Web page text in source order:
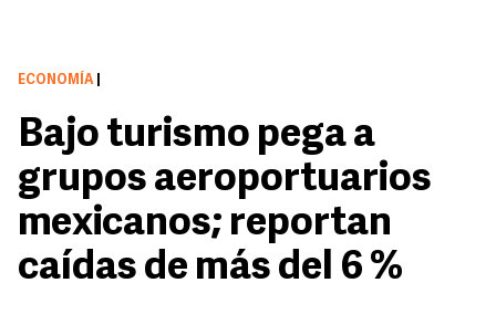
ECONOMÍA
Bajo turismo pega a
grupos aeroportuarios
mexicanos; reportan
caídas de más del 6 %